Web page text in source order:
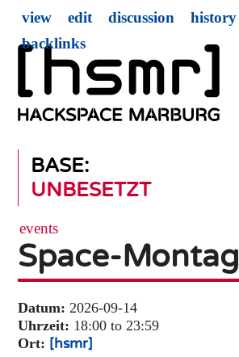
BASE:
UNBESETZT
view edit discussion history
backlinks
events
Space-Montag
Datum: 2026-09-14
Uhrzeit: 18:00 to 23:59
Ort: [hsmr]